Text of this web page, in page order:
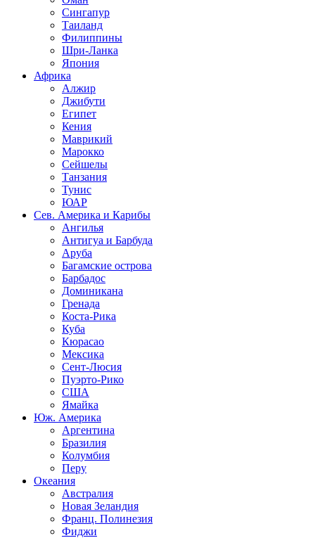
Сингапур
Таиланд
Филиппины
Шри-Ланка
Япония
Африка
Алжир
Джибути
Египет
Кения
Маврикий
Марокко
Сейшелы
Танзания
Тунис
ЮАР
Сев. Америка и Карибы
Ангилья
Антигуа и Барбуда
Аруба
Багамские острова
Барбадос
Доминикана
Гренада
Коста-Рика
Куба
Кюрасао
Мексика
Сент-Люсия
Пуэрто-Рико
США
Ямайка
Юж. Америка
Аргентина
Бразилия
Колумбия
Перу
Океания
Австралия
Новая Зеландия
Франц. Полинезия
Фиджи